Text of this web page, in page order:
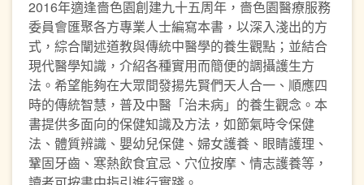
2016年適逢嗇色園創建九十五周年，嗇色園醫療服務
委員會匯聚各方專業人士編寫本書，以深入淺出的方
式，綜合闡述道教與傳統中醫學的養生觀點；並結合
現代醫學知識，介紹各種實用而簡便的調攝護生方
法。希望能夠在大眾間發揚先賢們天人合一、順應四
時的傳統智慧，普及中醫「治未病」的養生觀念。本
書提供多面向的保健知識及方法，如節氣時令保健
法、體質辨識、嬰幼兒保健、婦女護養、眼睛護理、
鞏固牙齒、寒熱飲食宜忌、穴位按摩、情志護養等，